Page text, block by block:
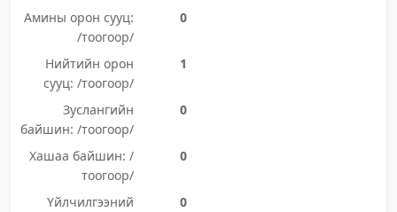
Амины орон сууц:
/тоогоор/
0
Нийтийн орон
сууц: /тоогоор/
1
Зуслангийн
байшин: /тоогоор/
0
Хашаа байшин: /
тоогоор/
0
Үйлчилгээний
0